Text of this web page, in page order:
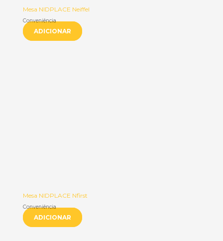
Mesa NIDPLACE Neiffel
Conveniência
ADICIONAR
Mesa NIDPLACE Nfirst
Conveniência
ADICIONAR